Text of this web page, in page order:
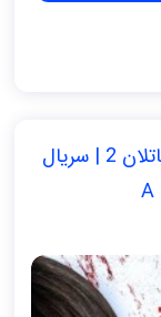
دانلود سریال کره ای فروشگاهی برای قاتلان 2 | سریال
A